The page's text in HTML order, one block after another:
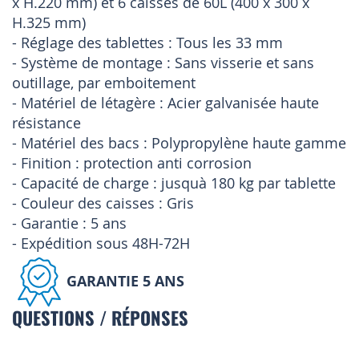
H.325 mm)
- Réglage des tablettes : Tous les 33 mm
- Système de montage : Sans visserie et sans
outillage, par emboitement
- Matériel de létagère : Acier galvanisée haute
résistance
- Matériel des bacs : Polypropylène haute gamme
- Finition : protection anti corrosion
- Capacité de charge : jusquà 180 kg par tablette
- Couleur des caisses : Gris
- Garantie : 5 ans
- Expédition sous 48H-72H
GARANTIE 5 ANS
QUESTIONS / RÉPONSES